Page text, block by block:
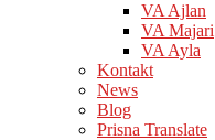
VA Ajlan
VA Majari
VA Ayla
Kontakt
News
Blog
Prisna Translate